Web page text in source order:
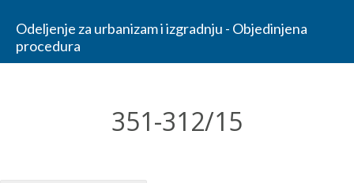
Odeljenje za urbanizam i izgradnju - Objedinjena
procedura
351-312/15